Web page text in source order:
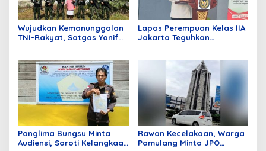
Wujudkan Kemanunggalan
TNI-Rakyat, Satgas Yonif
Benawa
Lapas Perempuan Kelas IIA
Jakarta Teguhkan
Panglima Bungsu Minta
Audiensi, Soroti Kelangkaan
Rawan Kecelakaan, Warga
Pamulang Minta JPO